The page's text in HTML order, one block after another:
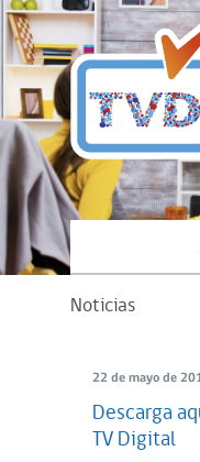
Noticias
22 de mayo de
Descarga
TV Digital